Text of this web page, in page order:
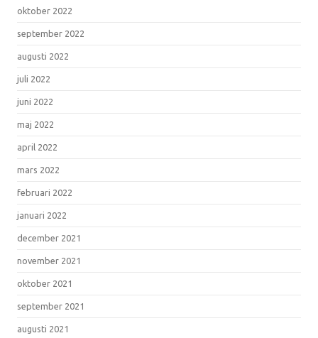
oktober 2022
september 2022
augusti 2022
juli 2022
juni 2022
maj 2022
april 2022
mars 2022
februari 2022
januari 2022
december 2021
november 2021
oktober 2021
september 2021
augusti 2021